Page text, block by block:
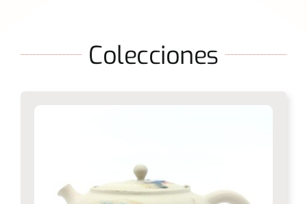
Colecciones